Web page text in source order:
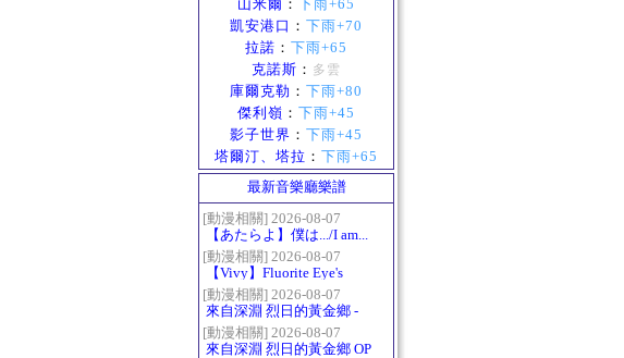
山米爾 ： 下雨+65
凱安港口 ： 下雨+70
拉諾 ： 下雨+65
克諾斯 ： 多雲
庫爾克勒 ： 下雨+80
傑利嶺 ： 下雨+45
影子世界 ： 下雨+45
塔爾汀、塔拉 ： 下雨+65
最新音樂廳樂譜
[動漫相關] 2026-08-07
【あたらよ】僕は.../I am...
（我內心的糟糕念頭/僕の
心のヤバイやつ第二季
OP）
[動漫相關] 2026-08-07
【Vivy】Fluorite Eye's
Song
[動漫相關] 2026-08-07
來自深淵 烈日的黃金鄉 -
Gravity
[動漫相關] 2026-08-07
來自深淵 烈日的黃金鄉 OP